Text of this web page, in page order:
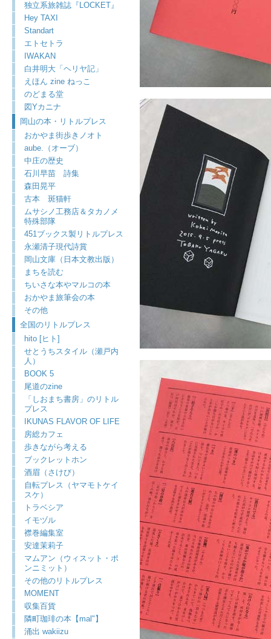
独立系旅雑誌『LOCKET』
Hey TAXI
Standart
エトセトラ
IWAKAN
白井明大「ヘリヤ記」
えほん zine ねっこ
のどまる堂
図Yカニナ
岡山の本・リトルプレス
おかやま街歩きノオト
aube.（オーブ）
中庄の歴史
石川早苗 詩集
森田晃平
古本 斑猫軒
ムサシノ工務店＆タカノメ
特殊部隊
451ブックス製リトルプレス
永瀬清子現代詩賞
岡山文庫（日本文教出版）
まちを読む
ちいさな本やマルコの本
おかやま旅筆会の本
その他
全国のリトルプレス
hito [ヒト]
せとうちスタイル（瀬戸内
人）
BOOK 5
尾道のzine
「しおまち書房」のリトル
プレス
IKUNAS FLAVOR OF LIFE
房総カフェ
歩きながら考える
ブックレットホン
酒眉（さけび）
自転プレス（ヤマモトケイ
スケ）
トラベシア
イモヅル
襟巻編集室
安達茉莉子
マムアン（ウィスット・ポ
ンニミット）
その他のリトルプレス
MOMENT
収集百貨
隣町珈琲の本【mal"】
涌出 wakiizu